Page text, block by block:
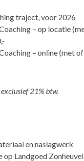
traject, voor 2026
– op locatie
– online (met
21% btw.
en naslagwerk
op Landgoed